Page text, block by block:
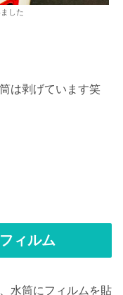
した
は剥げています笑
ィルム
水筒にフィルムを貼